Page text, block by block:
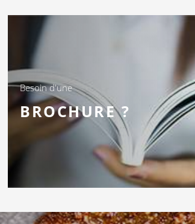
Besoin d'une
BROCHURE ?